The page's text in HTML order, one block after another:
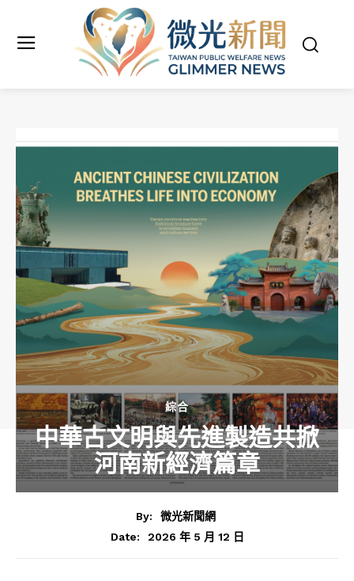
綜合
中華古文明與先進製造共掀
河南新經濟篇章
By:
微光新聞網
Date:
2026 年 5 月 12 日